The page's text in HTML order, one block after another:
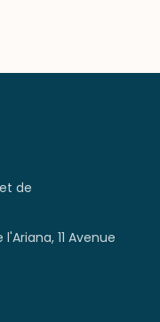
de
11 Avenue